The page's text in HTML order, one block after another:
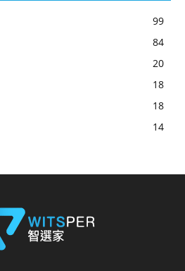
99
84
20
18
18
14